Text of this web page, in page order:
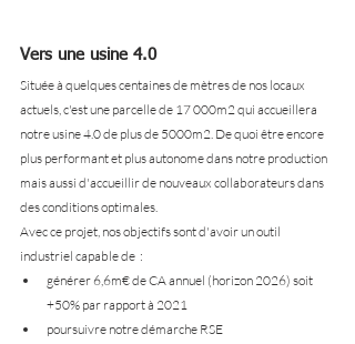
Vers une usine 4.0
Située à quelques centaines de mètres de nos locaux
actuels, c'est une parcelle de 17 000m2 qui accueillera
notre usine 4.0 de plus de 5000m2. De quoi être encore
plus performant et plus autonome dans notre production
mais aussi d'accueillir de nouveaux collaborateurs dans
des conditions optimales.
Avec ce projet, nos objectifs sont d'avoir un outil
industriel capable de  :
générer 6,6m€ de CA annuel (horizon 2026) soit
+50% par rapport à 2021
poursuivre notre démarche RSE